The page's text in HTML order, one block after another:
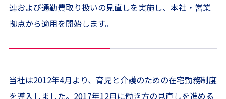
連および通勤費取り扱いの見直しを実施し、本社・営業
拠点から適用を開始します。
当社は2012年4月より、育児と介護のための在宅勤務制度
を導入しました。2017年12月に働き方の見直しを進める